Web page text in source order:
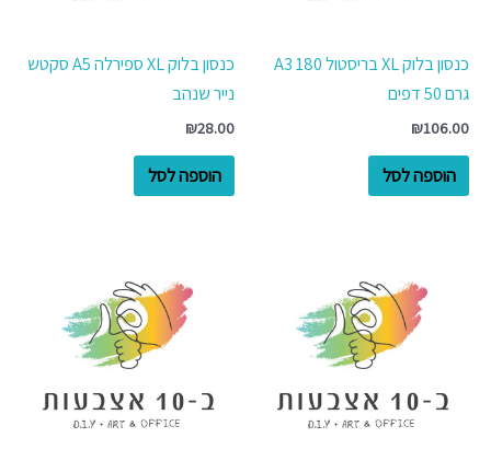
כנסון בלוק XL בריסטול A3 180
גרם 50 דפים
₪106.00
הוספה לסל
כנסון בלוק XL ספירלה A5 סקטש
נייר שנהב
₪28.00
הוספה לסל